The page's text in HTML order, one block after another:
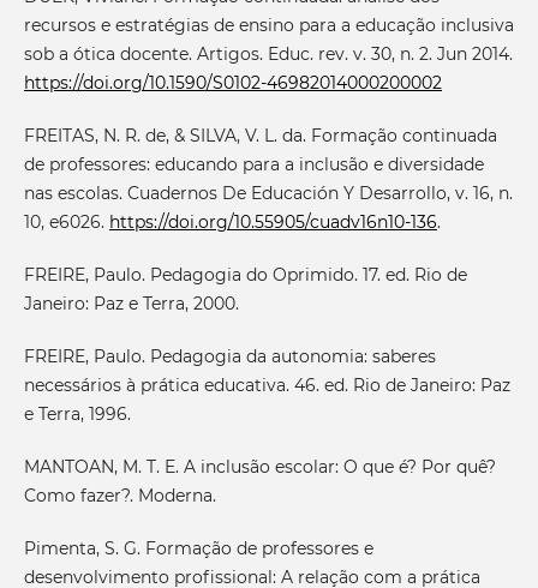
recursos e estratégias de ensino para a educação inclusiva
sob a ótica docente. Artigos. Educ. rev. v. 30, n. 2. Jun 2014.
https://doi.org/10.1590/S0102-46982014000200002
FREITAS, N. R. de, & SILVA, V. L. da. Formação continuada
de professores: educando para a inclusão e diversidade
nas escolas. Cuadernos De Educación Y Desarrollo, v. 16, n.
10, e6026. https://doi.org/10.55905/cuadv16n10-136.
FREIRE, Paulo. Pedagogia do Oprimido. 17. ed. Rio de
Janeiro: Paz e Terra, 2000.
FREIRE, Paulo. Pedagogia da autonomia: saberes
necessários à prática educativa. 46. ed. Rio de Janeiro: Paz
e Terra, 1996.
MANTOAN, M. T. E. A inclusão escolar: O que é? Por quê?
Como fazer?. Moderna.
Pimenta, S. G. Formação de professores e
desenvolvimento profissional: A relação com a prática